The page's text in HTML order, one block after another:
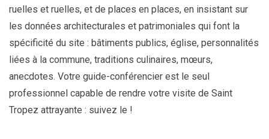
ruelles et ruelles, et de places en places, en insistant sur
les données architecturales et patrimoniales qui font la
spécificité du site : bâtiments publics, église, personnalités
liées à la commune, traditions culinaires, mœurs,
anecdotes. Votre guide-conférencier est le seul
professionnel capable de rendre votre visite de Saint
Tropez attrayante : suivez le !